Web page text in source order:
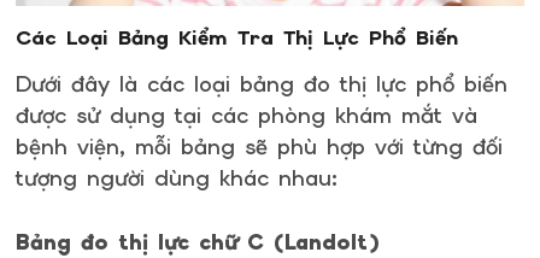
Các Loại Bảng Kiểm Tra Thị Lực Phổ Biến
Dưới đây là các loại bảng đo thị lực phổ biến
được sử dụng tại các phòng khám mắt và
bệnh viện, mỗi bảng sẽ phù hợp với từng đối
tượng người dùng khác nhau:
Bảng đo thị lực chữ C (Landolt)